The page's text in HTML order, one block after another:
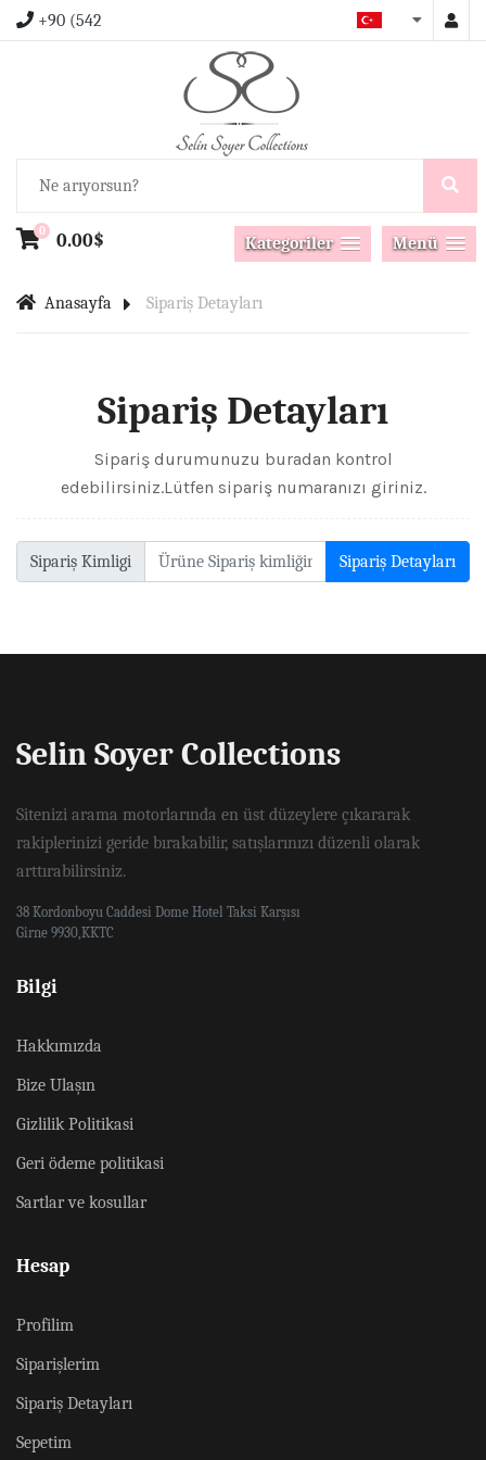
+90 (542
0 0.00$ Menü
Kategoriler
Anasayfa Sipariş Detayları
Sipariş Detayları
Sipariş durumunuzu buradan kontrol
edebilirsiniz.Lütfen sipariş numaranızı giriniz.
Sipariş Kimligi Sipariş Detayları
Selin Soyer Collections
Sitenizi arama motorlarında en üst düzeylere çıkararak
rakiplerinizi geride bırakabilir, satışlarınızı düzenli olarak
arttırabilirsiniz.
38 Kordonboyu Caddesi Dome Hotel Taksi Karşısı
Girne 9930,KKTC
Bilgi
Hakkımızda
Bize Ulaşın
Gizlilik Politikasi
Geri ödeme politikasi
Sartlar ve kosullar
Hesap
Profilim
Siparişlerim
Sipariş Detayları
Sepetim